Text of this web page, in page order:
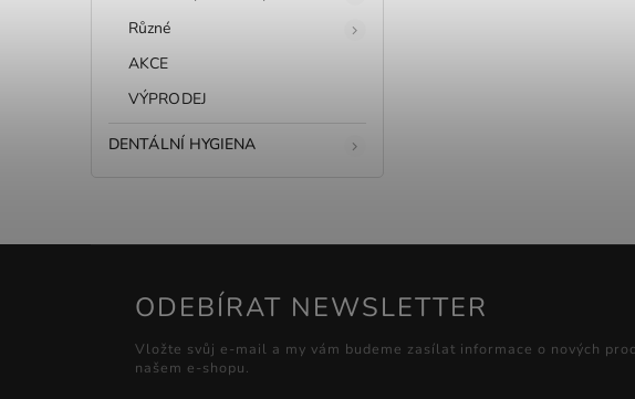
Různé
AKCE
VÝPRODEJ
DENTÁLNÍ HYGIENA
ODEBÍRAT NEWSLETTER
Vložte svůj e-mail a my vám budeme zasílat informace o nových
našem e-shopu.